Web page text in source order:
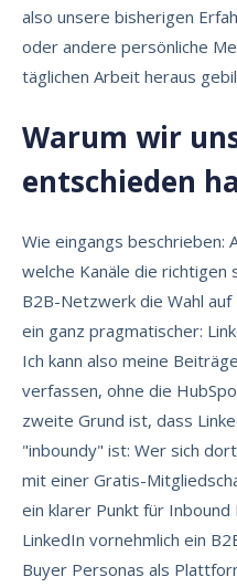
also unsere bisherigen
oder andere persönliche
täglichen Arbeit heraus
Warum wir
entschieden
Wie eingangs beschrieben:
welche Kanäle die richtigen
B2B-Netzwerk die Wahl
ein ganz pragmatischer:
Ich kann also meine
verfassen, ohne die
zweite Grund ist, dass
"inboundy" ist: Wer sich
mit einer Gratis-
ein klarer Punkt für Inbound
LinkedIn vornehmlich ein
Buyer Personas als